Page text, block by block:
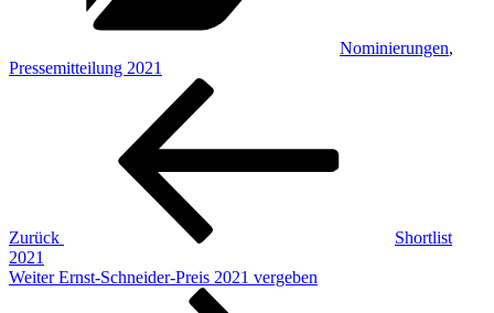
Nominierungen,
Pressemitteilung 2021
Beitragsnavigation
Zurück
Shortlist
2021
Nächster
Weiter Ernst-Schneider-Preis 2021 vergeben